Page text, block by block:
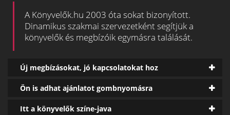
A Könyvelők.hu 2003 óta sokat bizonyított.
Dinamikus szakmai szervezetként segítjük a
könyvelők és megbízóik egymásra találását.
Új megbízásokat, jó kapcsolatokat hoz
Ön is adhat ajánlatot gombnyomásra
Itt a könyvelők színe-java